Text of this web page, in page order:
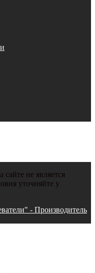
не является
уточняйте у
- Производитель